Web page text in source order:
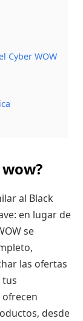
Cyber WOW
al Black
en lugar de
se
las ofertas
tus
ofrecen
desde